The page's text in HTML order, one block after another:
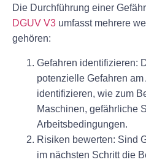
Die Durchführung einer
DGUV V3 umfasst mehrere
gehören:
Gefahren identifizieren:
potenzielle Gefahren
identifizieren, wie zum
Maschinen, gefährliche
Arbeitsbedingungen.
Risiken bewerten: Sind
im nächsten Schritt die